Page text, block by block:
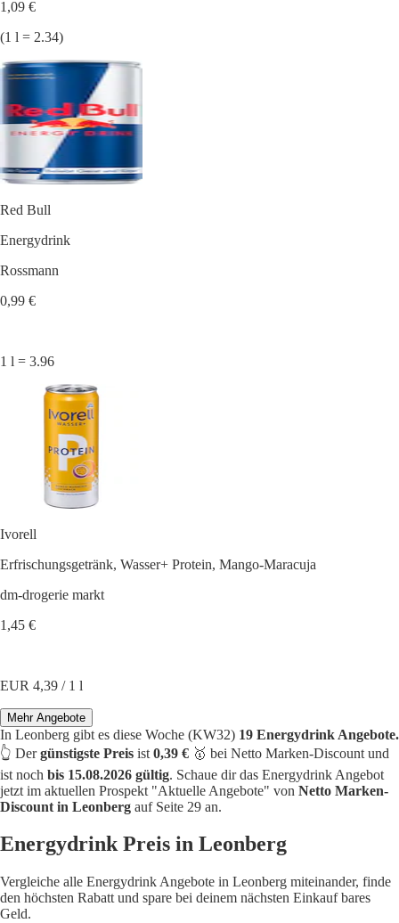
1,09 €
(1 l = 2.34)
Red Bull
Energydrink
Rossmann
0,99 €
1 l = 3.96
Ivorell
Erfrischungsgetränk, Wasser+ Protein, Mango-Maracuja
dm-drogerie markt
1,45 €
EUR 4,39 / 1 l
Mehr Angebote
In Leonberg gibt es diese Woche (KW32) 19 Energydrink Angebote.
👆 Dergünstigste Preis ist 0,39 € 🥇 bei Netto Marken-Discount und
ist noch bis 15.08.2026 gültig. Schaue dir das Energydrink Angebot
jetzt im aktuellen Prospekt "Aktuelle Angebote" von Netto Marken-
Discount in Leonberg auf Seite 29 an.
Energydrink Preis in Leonberg
Vergleiche alle Energydrink Angebote in Leonberg miteinander, finde
den höchsten Rabatt und spare bei deinem nächsten Einkauf bares
Geld.